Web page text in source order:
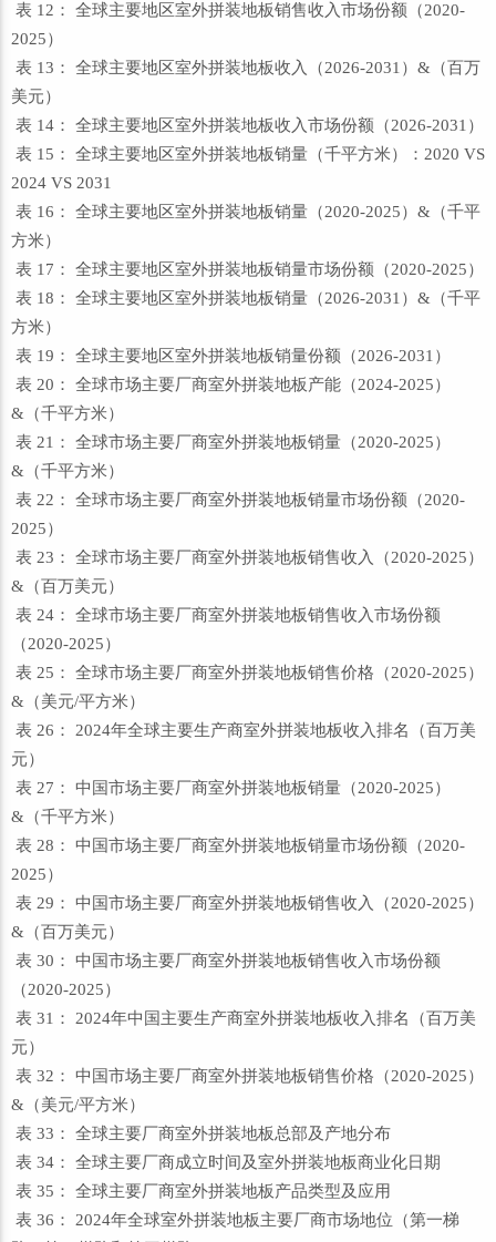
表 12： 全球主要地区室外拼装地板销售收入市场份额（2020-
2025）
表 13： 全球主要地区室外拼装地板收入（2026-2031）&（百万
美元）
表 14： 全球主要地区室外拼装地板收入市场份额（2026-2031）
表 15： 全球主要地区室外拼装地板销量（千平方米）：2020 VS
2024 VS 2031
表 16： 全球主要地区室外拼装地板销量（2020-2025）&（千平
方米）
表 17： 全球主要地区室外拼装地板销量市场份额（2020-2025）
表 18： 全球主要地区室外拼装地板销量（2026-2031）&（千平
方米）
表 19： 全球主要地区室外拼装地板销量份额（2026-2031）
表 20： 全球市场主要厂商室外拼装地板产能（2024-2025）
&（千平方米）
表 21： 全球市场主要厂商室外拼装地板销量（2020-2025）
&（千平方米）
表 22： 全球市场主要厂商室外拼装地板销量市场份额（2020-
2025）
表 23： 全球市场主要厂商室外拼装地板销售收入（2020-2025）
&（百万美元）
表 24： 全球市场主要厂商室外拼装地板销售收入市场份额
（2020-2025）
表 25： 全球市场主要厂商室外拼装地板销售价格（2020-2025）
&（美元/平方米）
表 26： 2024年全球主要生产商室外拼装地板收入排名（百万美
元）
表 27： 中国市场主要厂商室外拼装地板销量（2020-2025）
&（千平方米）
表 28： 中国市场主要厂商室外拼装地板销量市场份额（2020-
2025）
表 29： 中国市场主要厂商室外拼装地板销售收入（2020-2025）
&（百万美元）
表 30： 中国市场主要厂商室外拼装地板销售收入市场份额
（2020-2025）
表 31： 2024年中国主要生产商室外拼装地板收入排名（百万美
元）
表 32： 中国市场主要厂商室外拼装地板销售价格（2020-2025）
&（美元/平方米）
表 33： 全球主要厂商室外拼装地板总部及产地分布
表 34： 全球主要厂商成立时间及室外拼装地板商业化日期
表 35： 全球主要厂商室外拼装地板产品类型及应用
表 36： 2024年全球室外拼装地板主要厂商市场地位（第一梯